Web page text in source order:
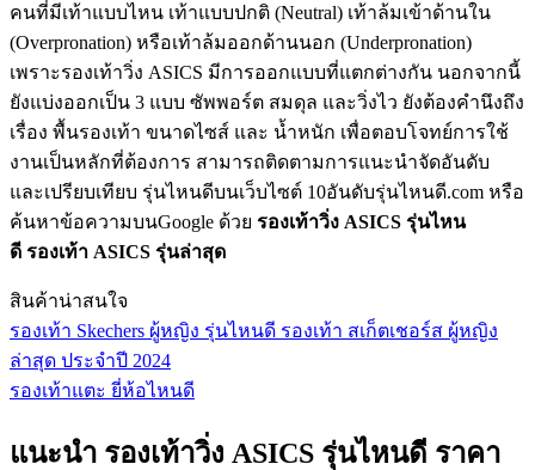
คนที่มีเท้าแบบไหน เท้าแบบปกติ (Neutral) เท้าล้มเข้าด้านใน
(Overpronation) หรือเท้าล้มออกด้านนอก (Underpronation)
เพราะรองเท้าวิ่ง ASICS มีการออกแบบที่แตกต่างกัน นอกจากนี้
ยังแบ่งออกเป็น 3 แบบ ซัพพอร์ต สมดุล และวิ่งไว ยังต้องคำนึงถึง
เรื่อง พื้นรองเท้า ขนาดไซส์ และ น้ำหนัก เพื่อตอบโจทย์การใช้
งานเป็นหลักที่ต้องการ สามารถติดตามการแนะนำจัดอันดับ
และเปรียบเทียบ รุ่นไหนดีบนเว็บไซต์ 10อันดับรุ่นไหนดี.com หรือ
ค้นหาข้อความบนGoogle ด้วย รองเท้าวิ่ง ASICS รุ่นไหน
ดี รองเท้า ASICS รุ่นล่าสุด
สินค้าน่าสนใจ
รองเท้า Skechers ผู้หญิง รุ่นไหนดี รองเท้า สเก็ตเชอร์ส ผู้หญิง
ล่าสุด ประจำปี 2024
รองเท้าแตะ ยี่ห้อไหนดี
แนะนำ รองเท้าวิ่ง ASICS รุ่นไหนดี ราคา